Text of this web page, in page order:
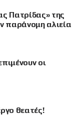
Πατρίδας» της
παράνομη αλιεία
οι
θεατές!